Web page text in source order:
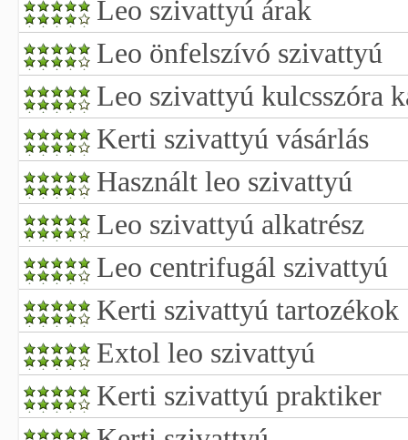
Leo szivattyú árak
Leo önfelszívó szivattyú
Leo szivattyú kulcsszóra
Kerti szivattyú vásárlás
Használt leo szivattyú
Leo szivattyú alkatrész
Leo centrifugál szivattyú
Kerti szivattyú tartozékok
Extol leo szivattyú
Kerti szivattyú praktiker